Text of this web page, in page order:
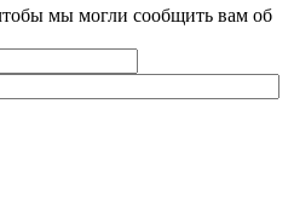
мы могли сообщить вам об